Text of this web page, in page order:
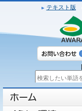
テキスト版